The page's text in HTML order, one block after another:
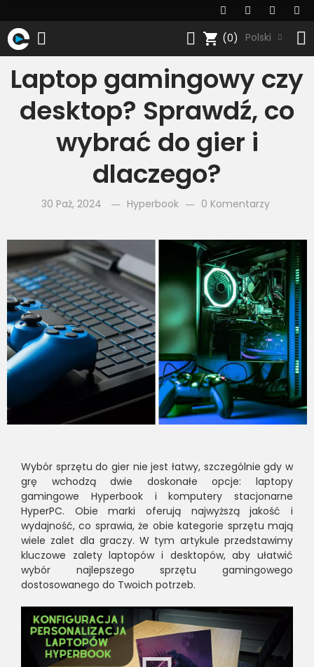
shopping_cart (0) Polski
Laptop gamingowy czy
desktop? Sprawdź, co
wybrać do gier i
dlaczego?
30 Paź, 2024 Hyperbook 0 Komentarzy
Wybór sprzętu do gier nie jest łatwy, szczególnie gdy w
grę wchodzą dwie doskonałe opcje: laptopy
gamingowe Hyperbook i komputery stacjonarne
HyperPC. Obie marki oferują najwyższą jakość i
wydajność, co sprawia, że obie kategorie sprzętu mają
wiele zalet dla graczy. W tym artykule przedstawimy
kluczowe zalety laptopów i desktopów, aby ułatwić
wybór najlepszego sprzętu gamingowego
dostosowanego do Twoich potrzeb.